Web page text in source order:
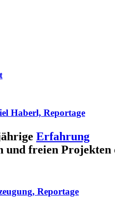
Haberl, Reportage
Erfahrung
und freien Projekten
Reportage